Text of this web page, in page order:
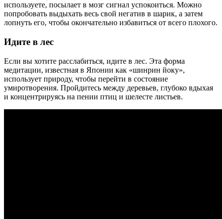
используете, посылает в мозг сигнал успокоиться. Можно
попробовать выдыхать весь свой негатив в шарик, а затем
лопнуть его, чтобы окончательно избавиться от всего плохого.
Идите в лес
Если вы хотите расслабиться, идите в лес. Эта форма
медитации, известная в Японии как «шинрин йоку»,
использует природу, чтобы перейти в состояние
умиротворения. Пройдитесь между деревьев, глубоко вдыхая
и концентрируясь на пении птиц и шелесте листьев.